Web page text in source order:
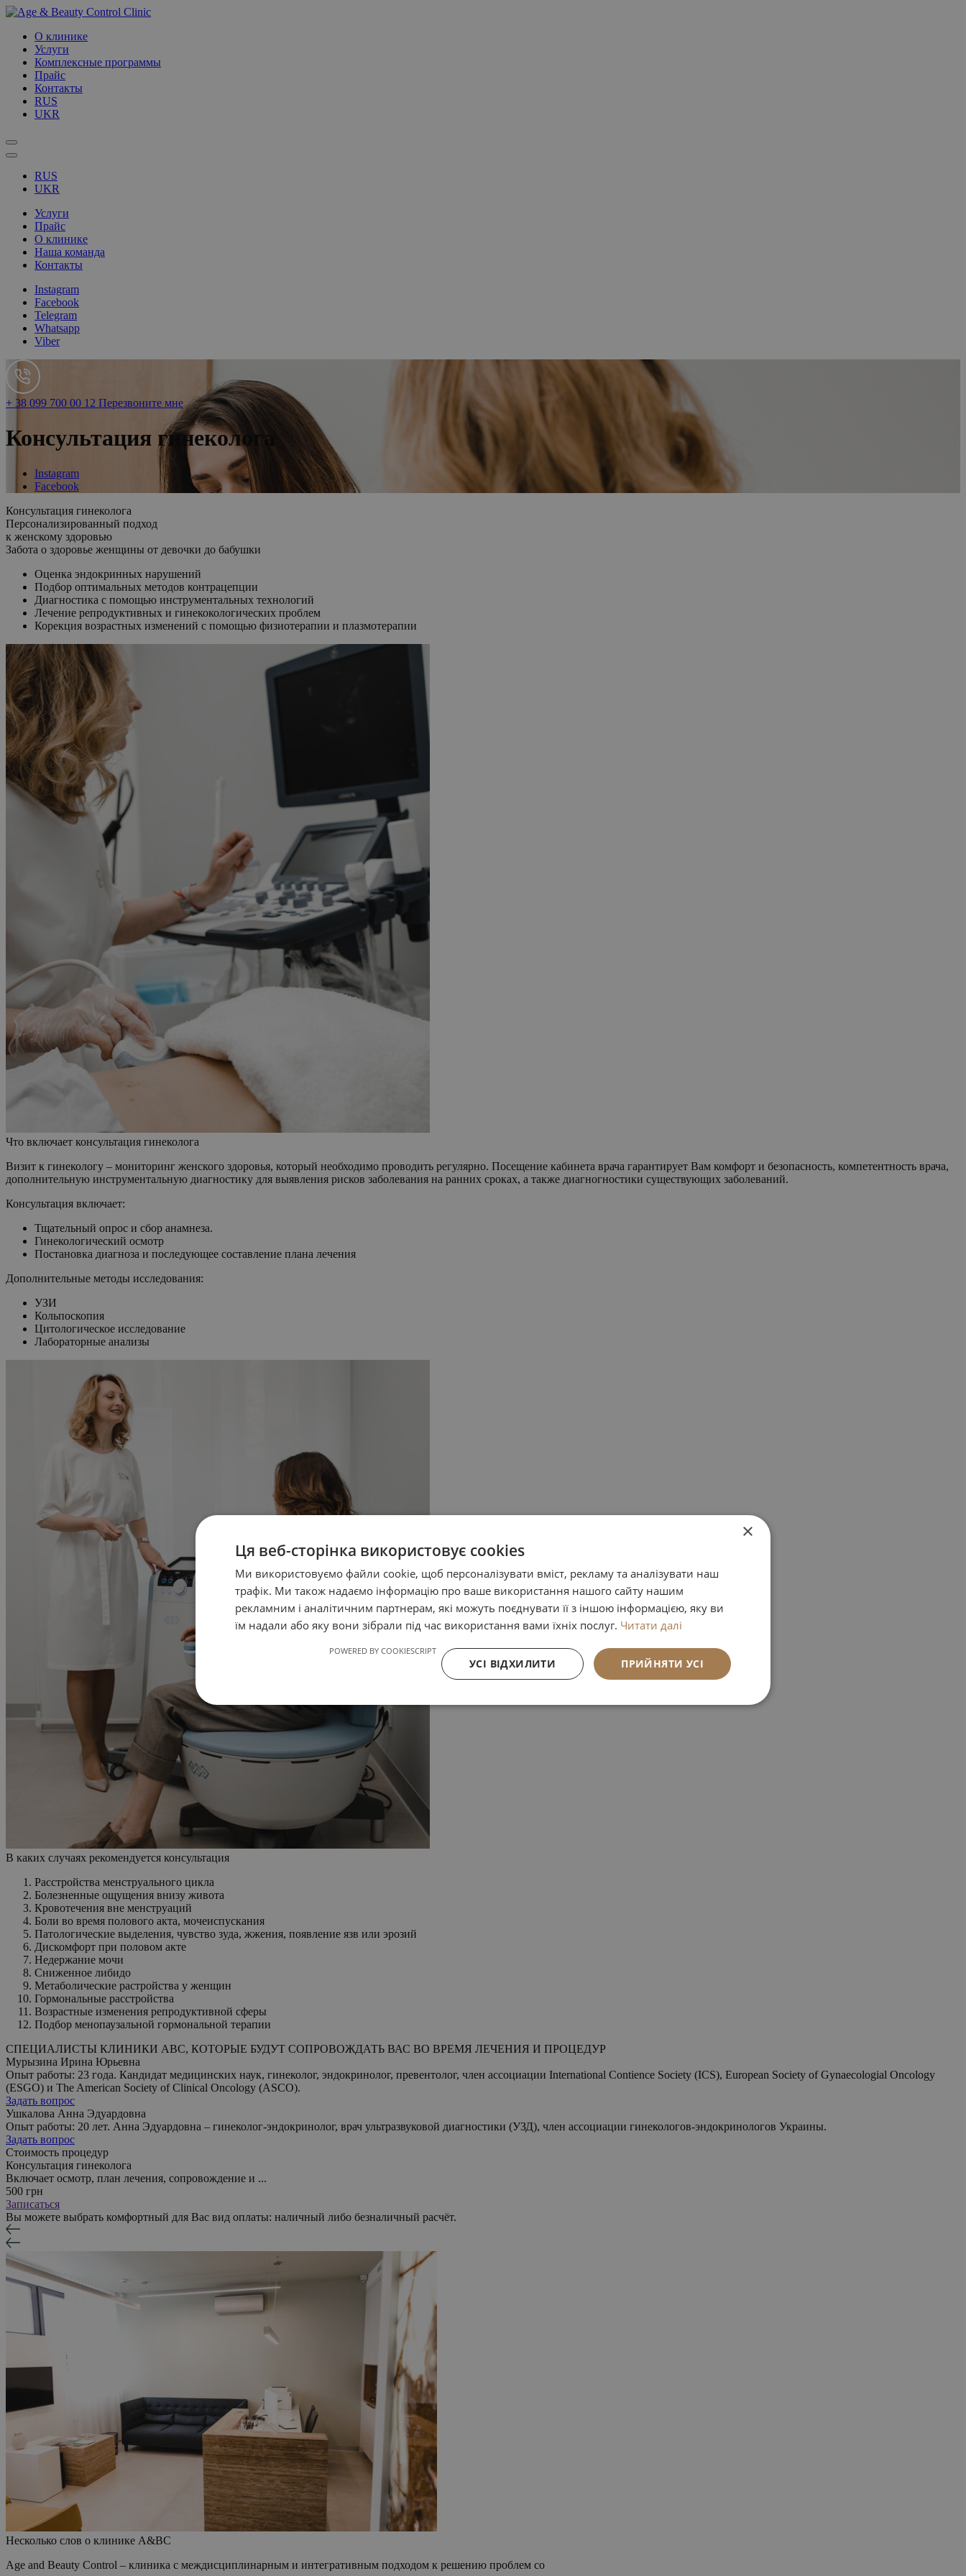
О клинике
Услуги
Комплексные программы
Прайс
Контакты
RUS
UKR
RUS
UKR
Услуги
Прайс
О клинике
Наша команда
Контакты
Instagram
Facebook
Telegram
Whatsapp
Viber
+ 38 099 700 00 12 Перезвоните мне
Консультация гинеколога
Instagram
Facebook
Консультация гинеколога
Персонализированный подход
к женскому здоровью
Забота о здоровье женщины от девочки до бабушки
Оценка эндокринных нарушений
Подбор оптимальных методов контрацепции
Диагностика с помощью инструментальных технологий
Лечение репродуктивных и гинекокологических проблем
Корекция возрастных изменений с помощью физиотерапии и плазмотерапии
Что включает консультация гинеколога
Визит к гинекологу – мониторинг женского здоровья, который необходимо проводить регулярно. Посещение кабинета врача гарантирует Вам комфорт и безопасность, компетентность врача,
дополнительную инструментальную диагностику для выявления рисков заболевания на ранних сроках, а также диагногностики существующих заболеваний.
Консультация включает:
Тщательный опрос и сбор анамнеза.
Гинекологический осмотр
Постановка диагноза и последующее составление плана лечения
Дополнительные методы исследования:
УЗИ
Кольпоскопия
Цитологическое исследование
Лабораторные анализы
В каких случаях рекомендуется консультация
Расстройства менструального цикла
Болезненные ощущения внизу живота
Кровотечения вне менструаций
Боли во время полового акта, мочеиспускания
Патологические выделения, чувство зуда, жжения, появление язв или эрозий
Дискомфорт при половом акте
Недержание мочи
Сниженное либидо
Метаболические растройства у женщин
Гормональные расстройства
Возрастные изменения репродуктивной сферы
Подбор менопаузальной гормональной терапии
СПЕЦИАЛИСТЫ КЛИНИКИ ABC, КОТОРЫЕ БУДУТ СОПРОВОЖДАТЬ ВАС ВО ВРЕМЯ ЛЕЧЕНИЯ И ПРОЦЕДУР
Мурызина Ирина Юрьевна
Опыт работы: 23 года. Кандидат медицинских наук, гинеколог, эндокринолог, превентолог, член ассоциации International Contience Society (ICS), European Society of Gynaecologial Oncology
(ESGO) и The American Society of Clinical Oncology (ASCO).
Задать вопрос
Ушкалова Анна Эдуардовна
Опыт работы: 20 лет. Анна Эдуардовна – гинеколог-эндокринолог, врач ультразвуковой диагностики (УЗД), член ассоциации гинекологов-эндокринологов Украины.
Задать вопрос
Стоимость процедур
Консультация гинеколога
Включает осмотр, план лечения, сопровождение и ...
500 грн
Записаться
Вы можете выбрать комфортный для Вас вид оплаты: наличный либо безналичный расчёт.
Несколько слов о клинике А&ВС
Age and Beauty Control – клиника с междисциплинарным и интегративным подходом к решению проблем со
×
Ця веб-сторінка використовує cookies
Ми використовуємо файли cookie, щоб персоналізувати вміст, рекламу та аналізувати наш
трафік. Ми також надаємо інформацію про ваше використання нашого сайту нашим
рекламним і аналітичним партнерам, які можуть поєднувати її з іншою інформацією, яку ви
їм надали або яку вони зібрали під час використання вами їхніх послуг. Читати далі
ПРИЙНЯТИ УСІ
УСІ ВІДХИЛИТИ
POWERED BY COOKIESCRIPT